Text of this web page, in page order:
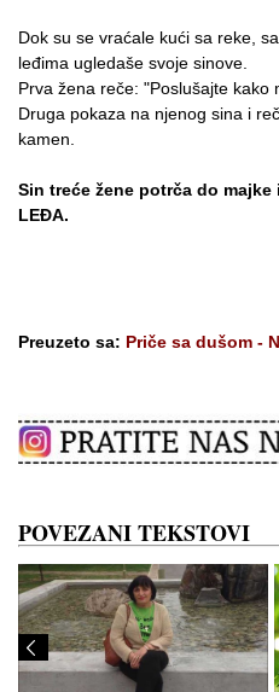
Dok su se vraćale kući sa reke,
leđima ugledaše svoje sinove.
Prva žena reče: "Poslušajte kako
Druga pokaza na njenog sina i
kamen.
Sin treće žene potrča do majke
LEĐA.
Preuzeto sa: Priče sa dušom -
POVEZANI TEKSTOVI